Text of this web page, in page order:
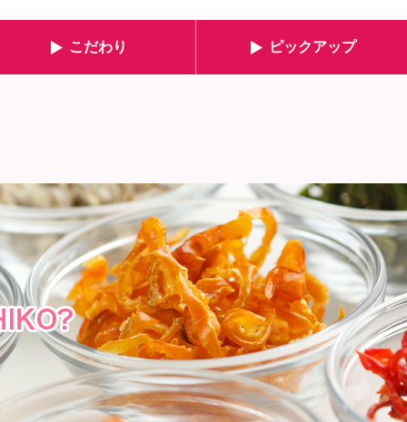
こだわり ピックアップ